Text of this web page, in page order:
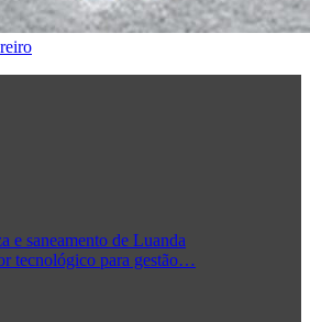
e saneamento de Luanda
tecnológico para gestão…